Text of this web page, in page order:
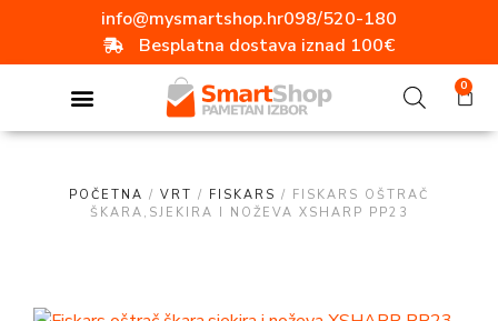
info@mysmartshop.hr098/520-180
Besplatna dostava iznad 100€
0
POČETNA / VRT / FISKARS / FISKARS OŠTRAČ
ŠKARA,SJEKIRA I NOŽEVA XSHARP PP23